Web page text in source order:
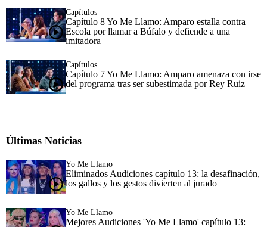
Capítulos
Capítulo 8 Yo Me Llamo: Amparo estalla contra
Escola por llamar a Búfalo y defiende a una
imitadora
Capítulos
Capítulo 7 Yo Me Llamo: Amparo amenaza con irse
del programa tras ser subestimada por Rey Ruiz
Últimas Noticias
Yo Me Llamo
Eliminados Audiciones capítulo 13: la desafinación,
los gallos y los gestos divierten al jurado
Yo Me Llamo
Mejores Audiciones 'Yo Me Llamo' capítulo 13: